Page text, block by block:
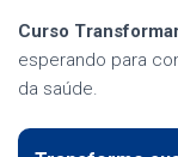
Curso
esperando para
da saúde.